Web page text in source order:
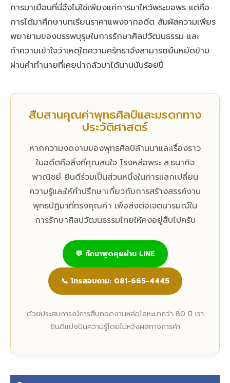
การมาเยือนที่นี่จึงไม่ใช่เพียงแค่การมาไหว้พระขอพร แต่คือ
การได้มาศึกษาบทเรียนราคาแพงจากอดีต สัมผัสความเพียร
พยายามของบรรพบุรุษในการรักษาศิลปวัฒนธรรม และ
ทำความเข้าใจว่าเหตุใดความศรัทธาจึงสามารถยืนหยัดข้าม
ผ่านคำทำนายที่เคยน่ากลัวมาได้นานนับร้อยปี
สืบสานคุณค่าพุทธศิลป์และมรดกทาง
ประวัติศาสตร์
หากความงดงามของพุทธศิลป์ล้านนาและเรื่องราว
ในอดีตคือสิ่งที่คุณสนใจ โรงหล่อพระ ส.ธนากิจ
พาณิชย์ ยินดีร่วมเป็นส่วนหนึ่งในการแลกเปลี่ยน
ความรู้และให้คำปรึกษาเกี่ยวกับการสร้างสรรค์งาน
พุทธปฏิมาที่ทรงคุณค่า เพื่อส่งต่อเจตนารมณ์ใน
การรักษาศิลปวัฒนธรรมไทยให้คงอยู่สืบไปครับ
💬 ทักมาพูดคุยผ่าน LINE
📞 โทรสอบถาม: 081-665-4445
ด้วยประสบการณ์การสืบทอดงานหล่อโลหะมากว่า 80 ปี เรา
ยินดีแบ่งปันความรู้โดยไม่หวังผลทางการค้า